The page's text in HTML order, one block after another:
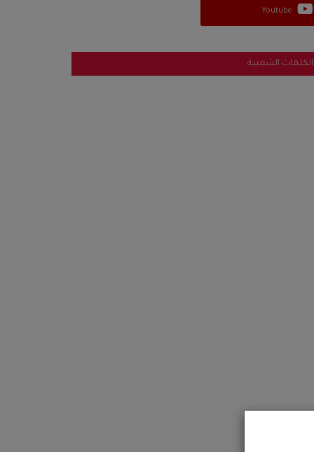
Youtube
الكلمات الشعبية